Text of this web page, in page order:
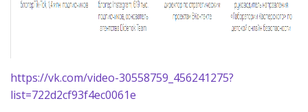
https://vk.com/video-30558759_456241275?
list=722d2cf93f4ec0061e